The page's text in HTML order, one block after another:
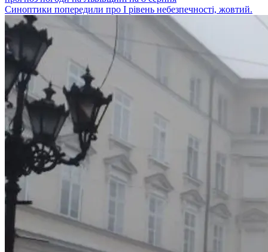
Синоптики попередили про І рівень небезпечності, жовтий.